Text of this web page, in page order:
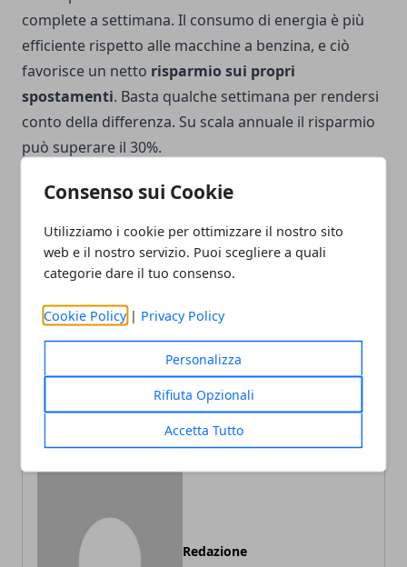
Consenso sui Cookie
Utilizziamo i cookie per ottimizzare il nostro sito
web e il nostro servizio. Puoi scegliere a quali
categorie dare il tuo consenso.
Cookie Policy | Privacy Policy
Personalizza
Rifiuta Opzionali
Accetta Tutto
complete a settimana. Il consumo di energia è più
efficiente rispetto alle macchine a benzina, e ciò
favorisce un netto risparmio sui propri
spostamenti. Basta qualche settimana per rendersi
conto della differenza. Su scala annuale il risparmio
può superare il 30%.
FacebookTwitterWhatsapp
Come ottimizzare lo spazio
nel tuo ufficio domestico
sanificazione con ozono?
Redazione